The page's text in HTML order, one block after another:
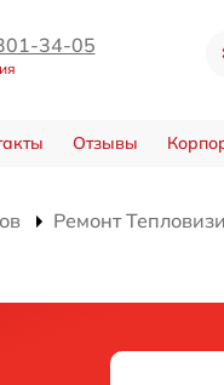
34-05
Отзывы
Ремонт